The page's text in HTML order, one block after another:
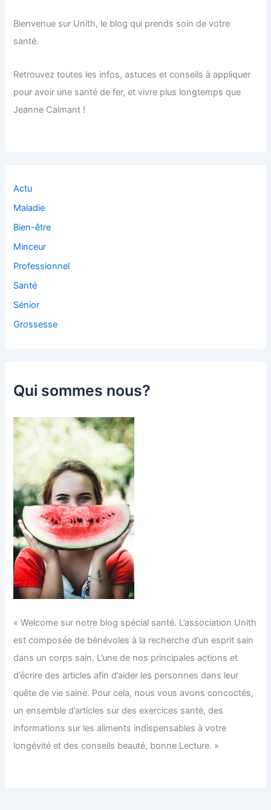
Bienvenue sur Unith, le blog qui prends soin de votre
santé.
Retrouvez toutes les infos, astuces et conseils à appliquer
pour avoir une santé de fer, et vivre plus longtemps que
Jeanne Calmant !
Actu
Maladie
Bien-être
Minceur
Professionnel
Santé
Sénior
Grossesse
Qui sommes nous?
« Welcome sur notre blog spécial santé. L’association Unith
est composée de bénévoles à la recherche d’un esprit sain
dans un corps sain. L’une de nos principales actions et
d’écrire des articles afin d’aider les personnes dans leur
quête de vie saine. Pour cela, nous vous avons concoctés,
un ensemble d’articles sur des exercices santé, des
informations sur les aliments indispensables à votre
longévité et des conseils beauté, bonne Lecture. »